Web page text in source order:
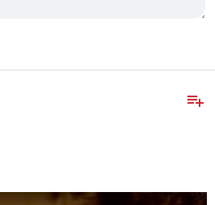
playlist_add